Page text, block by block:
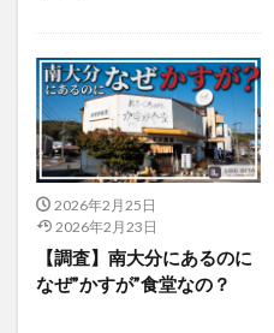
2026年2月25日
2026年2月23日
【調査】南大分にあるのに
なぜ”かすが”食堂なの？
移転
竹田 竹田市
絵本
自動販売機
芋
花 花火
衆議院選挙
複合公共施設
話題
豊後大野 豊
鉄道ジオラマ
閉店